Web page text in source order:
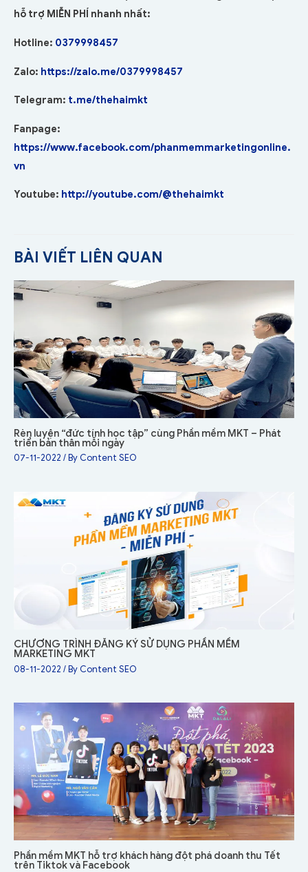
hỗ trợ MIỄN PHÍ nhanh nhất:
Hotline: 0379998457
Zalo: https://zalo.me/0379998457
Telegram: t.me/thehaimkt
Fanpage:
https://www.facebook.com/phanmemmarketingonline.
vn
Youtube: http://youtube.com/@thehaimkt
BÀI VIẾT LIÊN QUAN
Rèn luyện “đức tính học tập” cùng Phần mềm MKT – Phát
triển bản thân mỗi ngày
07-11-2022 / By Content SEO
CHƯƠNG TRÌNH ĐĂNG KÝ SỬ DỤNG PHẦN MỀM
MARKETING MKT
08-11-2022 / By Content SEO
Phần mềm MKT hỗ trợ khách hàng đột phá doanh thu Tết
trên Tiktok và Facebook